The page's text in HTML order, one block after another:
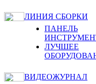
ЛИНИЯ СБОРКИ
ПАНЕЛЬ
ЛУЧШЕЕ
ВИДЕОЖУРНАЛ